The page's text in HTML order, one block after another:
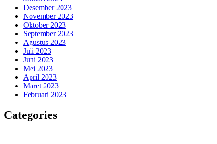
Desember 2023
November 2023
Oktober 2023
September 2023
Agustus 2023
Juli 2023
Juni 2023
Mei 2023
April 2023
Maret 2023
Februari 2023
Categories